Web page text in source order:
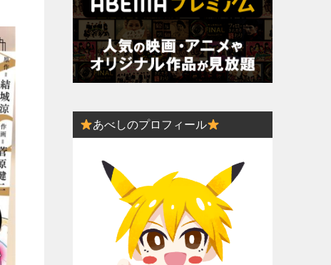
あべしのプロフィール